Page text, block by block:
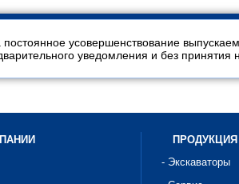
усовершенствование
уведомления и без принятия
ПРОДУКЦИЯ
- Экскаваторы